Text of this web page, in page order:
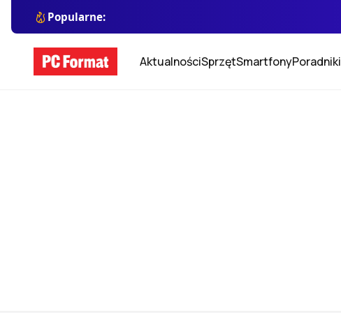
Popularne:
AktualnościSprzętSmartfonyPoradniki